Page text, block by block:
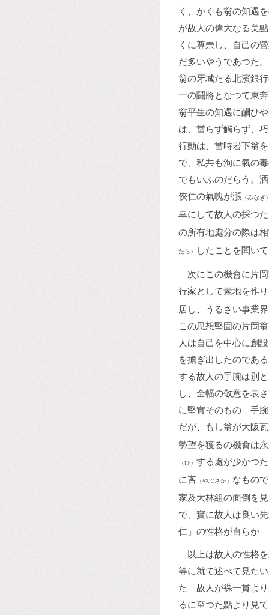
く、かくも翁の知遇
が故人の偉大なる美
くに尊崇し、自己の
だ多いやうであつた
翁の牙城たる北濱銀
一の鬪將となつて東
翁平生の知遇に酬ひ
は、當らず觸らず、
行動は、當時岩下翁
で、私共も洵に氣の
でもいふのだらう。
俠仁の氣魄が漲 （みなぎ
幸にして故人の採つ
の所有地處分の際は
たら） したことを聞い
次にこの機會に片
行家として素地を作
居し、うるさい事業
この思想堅固の片岡
人は自己を中心に創
を擔ぎ出したのであ
する故人の手腕は別
し、全幅の敬意を表
に堅實そのものゝ手
だが、もし翁が大阪
勢望を獲るの機會は
（ひ） する處が少かつ
に吝 （やぶさか） なもの
家及大林組の面倒を
で、實に故人は良い
仁」の性格が自らか
以上は故人の性格
等に就て述べて見た
たゞ故人が裸一貫よ
るに至つた點より見